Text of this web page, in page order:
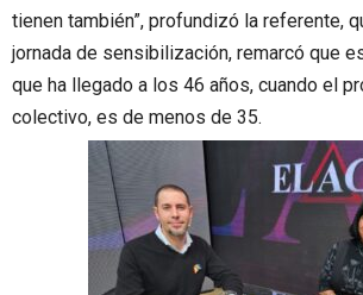
tienen también”, profundizó la referente,
jornada de sensibilización, remarcó que
que ha llegado a los 46 años, cuando el
colectivo, es de menos de 35.